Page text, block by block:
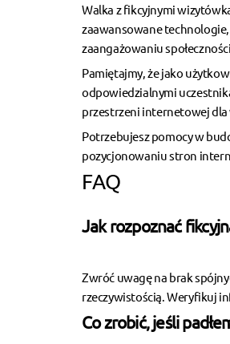
Walka z fikcyjnymi
zaawansowane
zaangażowaniu
Pamiętajmy, że jako
odpowiedzialnymi
przestrzeni internetowej dla
Potrzebujesz pomocy w
pozycjonowaniu stron
FAQ
Jak rozpoznać
Zwróć uwagę na brak
rzeczywistością. Weryfikuj
Co zrobić, jeśli